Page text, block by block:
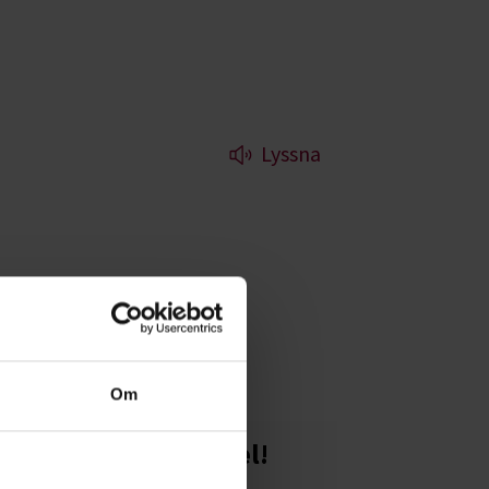
Om
Lyssna
- bredd och
Starta en studiecirkel!